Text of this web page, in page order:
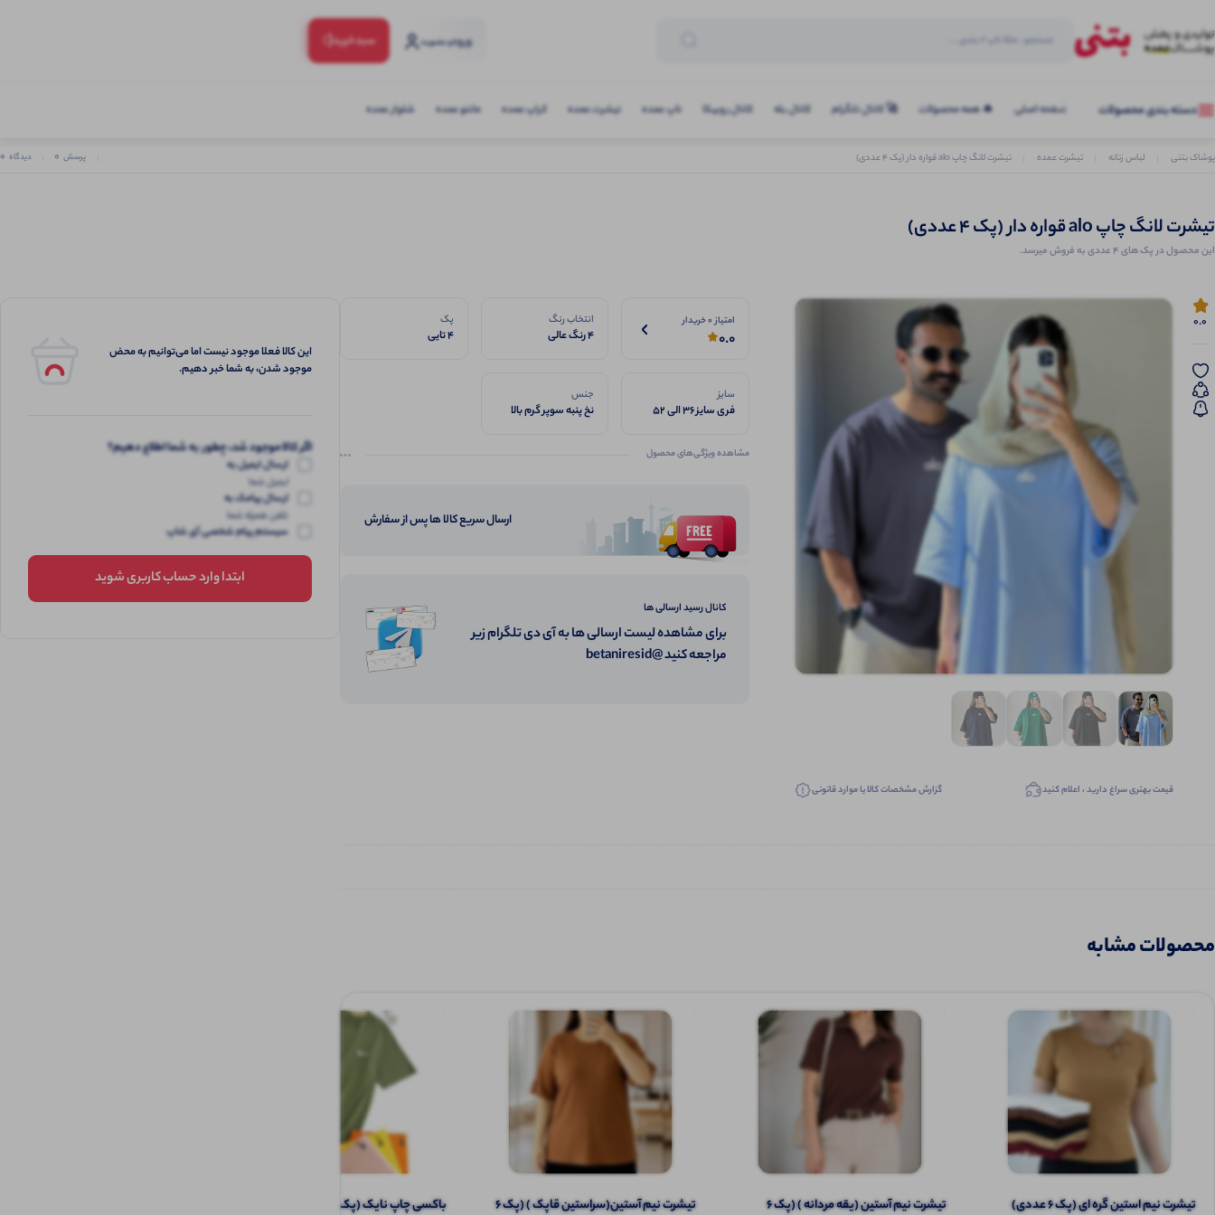
ورودو عضویت سبد‌خرید(:
دسته بندی محصولات صفحه اصلی 🔥 همه محصولات 🚀 کانال تلگرام کانال بله کانال روبیکا تاپ عمده تیشرت عمده کراپ عمده مانتو عمده شلوار عمده
پوشاک بتنی لباس زنانه تیشرت عمده تیشرت لانگ چاپ alo قواره دار (پک 4 عددی) پرسش 0 دیدگاه 0
تیشرت لانگ چاپ alo قواره دار (پک 4 عددی)
این محصول در پک های 4 عددی به فروش میرسد.
0.0
قیمت بهتری سراغ دارید ، اعلام کنید گزارش مشخصات کالا یا موارد قانونی
امتیاز 0 خریدار
0.0
انتخاب رنگ
۴ رنگ عالی
پک
4 تایی
سایز
فری سایز ۳۶ الی ۵۲
جنس
نخ پنبه سوپر گرم بالا
مشاهده ویژگی‌های محصول
ارسال سریع کالا ها پس از سفارش
کانال رسید ارسالی ها
برای مشاهده لیست ارسالی ها به آی دی تلگرام زیر
مراجعه کنید @betaniresid
محصولات مشابه
تیشرت نیم‌ استین گره ای (پک 6 عددی)
تیشرت نیم آستین (یقه مردانه ) (پک 6
تیشرت نیم آستین(سراستین قاپک ) (پک 6
باکسی چاپ نایک (پک 6 عددی)
این کالا فعلا موجود نیست اما می‌توانیم به محض
موجود شدن، به شما خبر دهیم.
اگر کالا موجود شد، چطور به شما اطلاع دهیم؟
ارسال ایمیل به
ایمیل شما
ارسال پیامک به
تلفن همراه شما
سیستم پیام شخصی آی شاپ
ابتدا وارد حساب کاربری شوید